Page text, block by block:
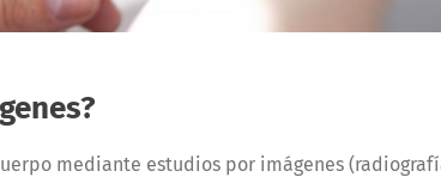
mediante estudios por imágenes